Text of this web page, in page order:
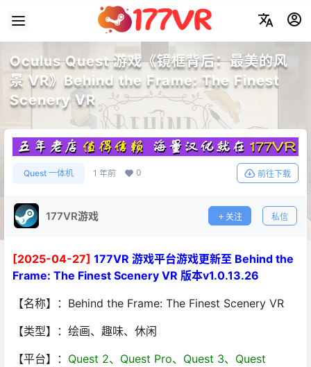
Oculus Quest 游戏《镜框背后：最美的风
景 VR》Behind the Frame: The Finest
Scenery VR
Quest 一体机 1 年前 0 前往下载
177VR游戏 关注 私信
[2025-04-27] 177VR 游戏平台游戏更新至 Behind the
Frame: The Finest Scenery VR 版本v1.0.13.26
【名称】：Behind the Frame: The Finest Scenery VR
【类型】：绘画、趣味、休闲
【平台】： Quest 2、Quest Pro、Quest 3、Quest